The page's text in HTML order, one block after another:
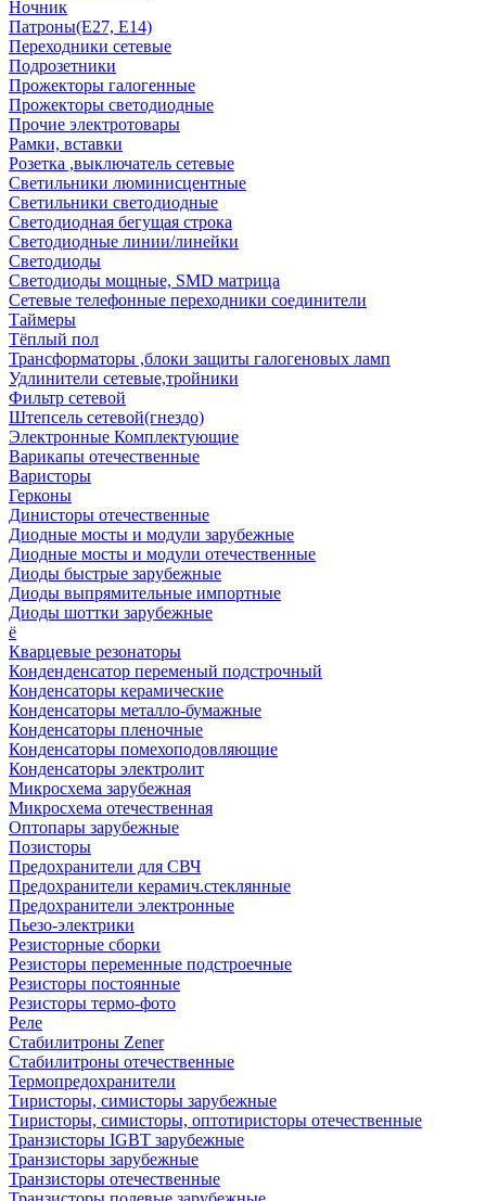
Ночник
Патроны(Е27, Е14)
Переходники сетевые
Подрозетники
Прожекторы галогенные
Прожекторы светодиодные
Прочие электротовары
Рамки, вставки
Розетка ,выключатель сетевые
Светильники люминисцентные
Светильники светодиодные
Светодиодная бегущая строка
Светодиодные линии/линейки
Светодиоды
Светодиоды мощные, SMD матрица
Сетевые телефонные переходники соединители
Таймеры
Тёплый пол
Трансформаторы ,блоки защиты галогеновых ламп
Удлинители сетевые,тройники
Фильтр сетевой
Штепсель сетевой(гнездо)
Электронные Комплектующие
Варикапы отечественные
Варисторы
Герконы
Динисторы отечественные
Диодные мосты и модули зарубежные
Диодные мосты и модули отечественные
Диоды быстрые зарубежные
Диоды выпрямительные импортные
Диоды шоттки зарубежные
ё
Кварцевые резонаторы
Конденденсатор переменый подстрочный
Конденсаторы керамические
Конденсаторы металло-бумажные
Конденсаторы пленочные
Конденсаторы помехоподовляющие
Конденсаторы электролит
Микросхема зарубежная
Микросхема отечественная
Оптопары зарубежные
Позисторы
Предохранители для СВЧ
Предохранители керамич.стеклянные
Предохранители электронные
Пьезо-электрики
Резисторные сборки
Резисторы переменные подстроечные
Резисторы постоянные
Резисторы термо-фото
Реле
Стабилитроны Zener
Стабилитроны отечественные
Термопредохранители
Тиристоры, симисторы зарубежные
Тиристоры, симисторы, оптотиристоры отечественные
Транзисторы IGBT зарубежные
Транзисторы зарубежные
Транзисторы отечественные